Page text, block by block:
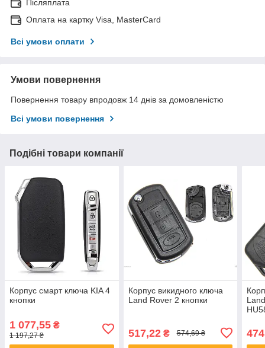
Післяплата
Оплата на картку Visa, MasterCard
Всі умови оплати
Умови повернення
Повернення товару впродовж 14 днів за домовленістю
Всі умови повернення
Подібні товари компанії
Корпус смарт ключа KIA 4
кнопки
1 077,55 ₴
1 197,27 ₴
Корпус викидного ключа
Land Rover 2 кнопки
517,22₴ 574,69 ₴